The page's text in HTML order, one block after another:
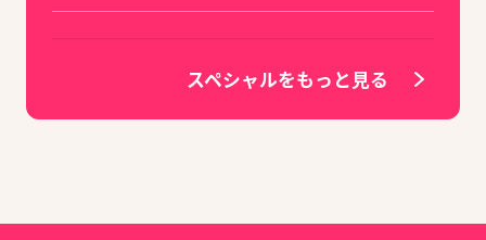
スペシャルをもっと見る